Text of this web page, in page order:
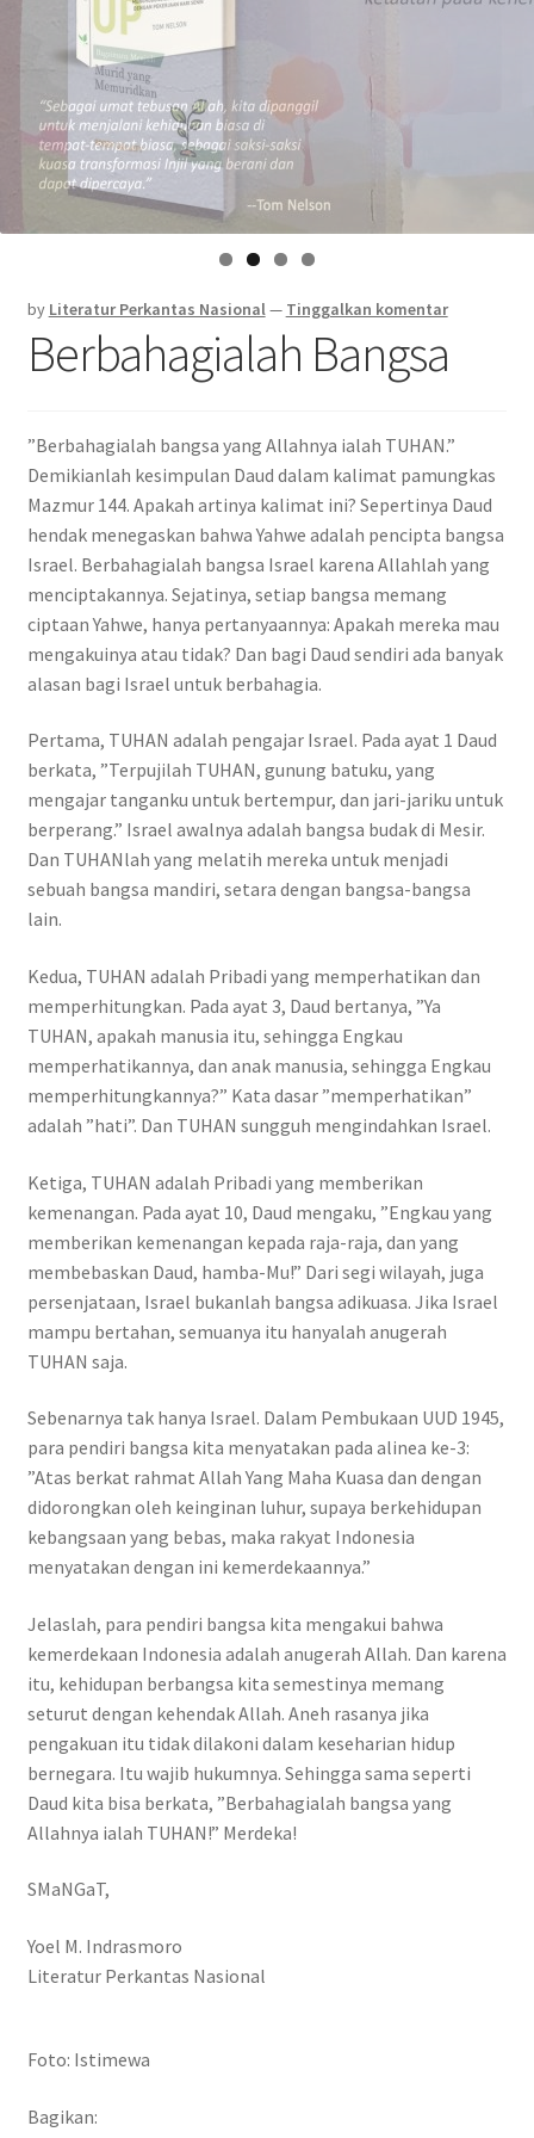
by Literatur Perkantas Nasional— Tinggalkan komentar
Berbahagialah Bangsa
”Berbahagialah bangsa yang Allahnya ialah TUHAN.”
Demikianlah kesimpulan Daud dalam kalimat pamungkas
Mazmur 144. Apakah artinya kalimat ini? Sepertinya Daud
hendak menegaskan bahwa Yahwe adalah pencipta bangsa
Israel. Berbahagialah bangsa Israel karena Allahlah yang
menciptakannya. Sejatinya, setiap bangsa memang
ciptaan Yahwe, hanya pertanyaannya: Apakah mereka mau
mengakuinya atau tidak? Dan bagi Daud sendiri ada banyak
alasan bagi Israel untuk berbahagia.
Pertama, TUHAN adalah pengajar Israel. Pada ayat 1 Daud
berkata, ”Terpujilah TUHAN, gunung batuku, yang
mengajar tanganku untuk bertempur, dan jari-jariku untuk
berperang.” Israel awalnya adalah bangsa budak di Mesir.
Dan TUHANlah yang melatih mereka untuk menjadi
sebuah bangsa mandiri, setara dengan bangsa-bangsa
lain.
Kedua, TUHAN adalah Pribadi yang memperhatikan dan
memperhitungkan. Pada ayat 3, Daud bertanya, ”Ya
TUHAN, apakah manusia itu, sehingga Engkau
memperhatikannya, dan anak manusia, sehingga Engkau
memperhitungkannya?” Kata dasar ”memperhatikan”
adalah ”hati”. Dan TUHAN sungguh mengindahkan Israel.
Ketiga, TUHAN adalah Pribadi yang memberikan
kemenangan. Pada ayat 10, Daud mengaku, ”Engkau yang
memberikan kemenangan kepada raja-raja, dan yang
membebaskan Daud, hamba-Mu!” Dari segi wilayah, juga
persenjataan, Israel bukanlah bangsa adikuasa. Jika Israel
mampu bertahan, semuanya itu hanyalah anugerah
TUHAN saja.
Sebenarnya tak hanya Israel. Dalam Pembukaan UUD 1945,
para pendiri bangsa kita menyatakan pada alinea ke-3:
”Atas berkat rahmat Allah Yang Maha Kuasa dan dengan
didorongkan oleh keinginan luhur, supaya berkehidupan
kebangsaan yang bebas, maka rakyat Indonesia
menyatakan dengan ini kemerdekaannya.”
Jelaslah, para pendiri bangsa kita mengakui bahwa
kemerdekaan Indonesia adalah anugerah Allah. Dan karena
itu, kehidupan berbangsa kita semestinya memang
seturut dengan kehendak Allah. Aneh rasanya jika
pengakuan itu tidak dilakoni dalam keseharian hidup
bernegara. Itu wajib hukumnya. Sehingga sama seperti
Daud kita bisa berkata, ”Berbahagialah bangsa yang
Allahnya ialah TUHAN!” Merdeka!
SMaNGaT,
Yoel M. Indrasmoro
Literatur Perkantas Nasional
Foto: Istimewa
Bagikan: